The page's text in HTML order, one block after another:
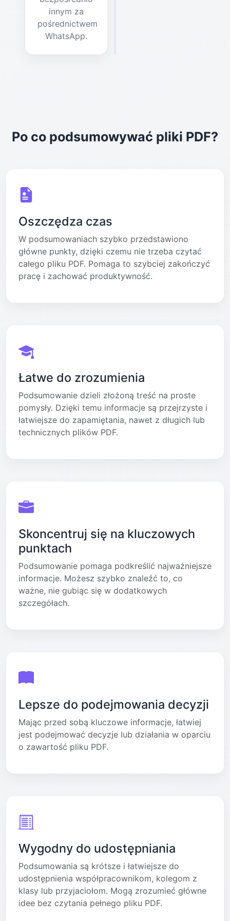
innym za
pośrednictwem
WhatsApp.
Po co podsumowywać pliki PDF?
Oszczędza czas
W podsumowaniach szybko przedstawiono
główne punkty, dzięki czemu nie trzeba czytać
całego pliku PDF. Pomaga to szybciej zakończyć
pracę i zachować produktywność.
Łatwe do zrozumienia
Podsumowanie dzieli złożoną treść na proste
pomysły. Dzięki temu informacje są przejrzyste i
łatwiejsze do zapamiętania, nawet z długich lub
technicznych plików PDF.
Skoncentruj się na kluczowych
punktach
Podsumowanie pomaga podkreślić najważniejsze
informacje. Możesz szybko znaleźć to, co
ważne, nie gubiąc się w dodatkowych
szczegółach.
Lepsze do podejmowania decyzji
Mając przed sobą kluczowe informacje, łatwiej
jest podejmować decyzje lub działania w oparciu
o zawartość pliku PDF.
Wygodny do udostępniania
Podsumowania są krótsze i łatwiejsze do
udostępnienia współpracownikom, kolegom z
klasy lub przyjaciołom. Mogą zrozumieć główne
idee bez czytania pełnego pliku PDF.